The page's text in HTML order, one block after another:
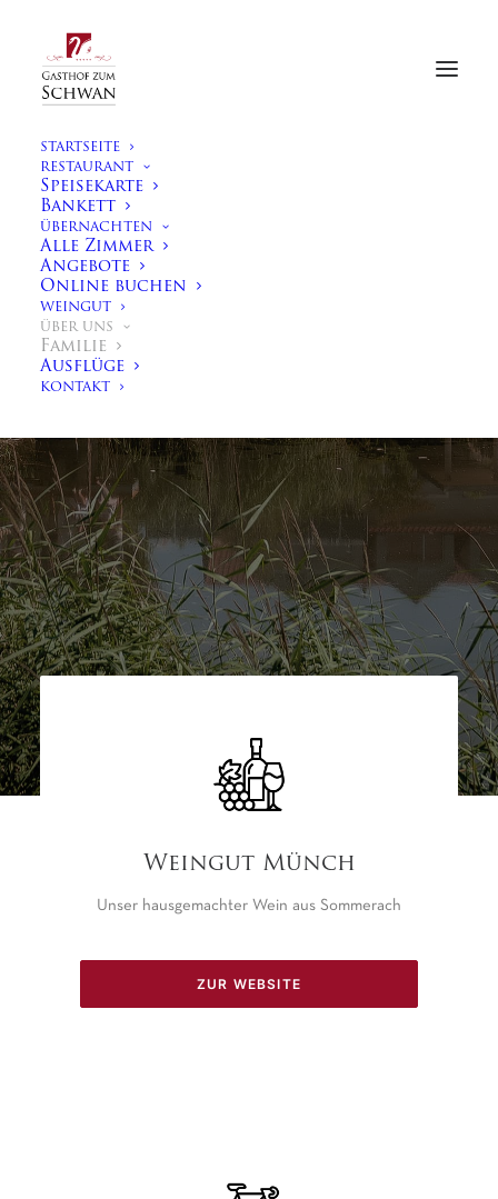
STARTSEITE
RESTAURANT
Speisekarte
Bankett
ÜBERNACHTEN
Alle Zimmer
Angebote
Online buchen
WEINGUT
ÜBER UNS
Familie
Ausflüge
KONTAKT
Weingut Münch
Unser hausgemachter Wein aus Sommerach
ZUR WEBSITE